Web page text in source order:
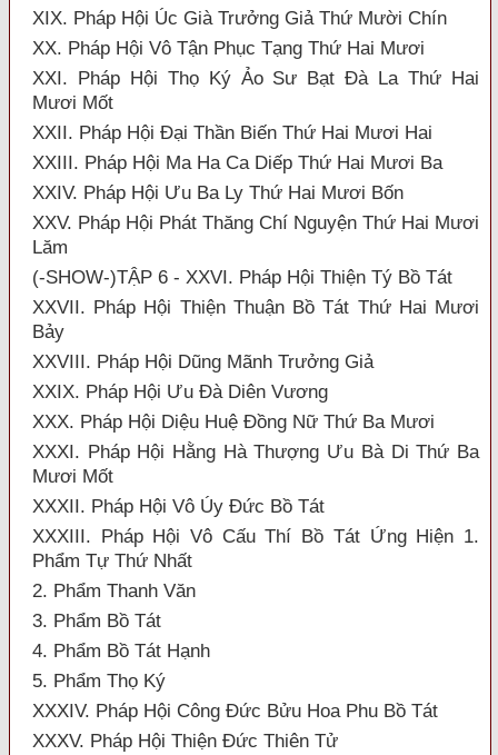
XIX. Pháp Hội Úc Già Trưởng Giả Thứ Mười Chín
XX. Pháp Hội Vô Tận Phục Tạng Thứ Hai Mươi
XXI. Pháp Hội Thọ Ký Ảo Sư Bạt Đà La Thứ Hai
Mươi Mốt
XXII. Pháp Hội Đại Thần Biến Thứ Hai Mươi Hai
XXIII. Pháp Hội Ma Ha Ca Diếp Thứ Hai Mươi Ba
XXIV. Pháp Hội Ưu Ba Ly Thứ Hai Mươi Bốn
XXV. Pháp Hội Phát Thăng Chí Nguyện Thứ Hai Mươi
Lăm
(-SHOW-)TẬP 6 - XXVI. Pháp Hội Thiện Tý Bồ Tát
XXVII. Pháp Hội Thiện Thuận Bồ Tát Thứ Hai Mươi
Bảy
XXVIII. Pháp Hội Dũng Mãnh Trưởng Giả
XXIX. Pháp Hội Ưu Đà Diên Vương
XXX. Pháp Hội Diệu Huệ Đồng Nữ Thứ Ba Mươi
XXXI. Pháp Hội Hằng Hà Thượng Ưu Bà Di Thứ Ba
Mươi Mốt
XXXII. Pháp Hội Vô Úy Đức Bồ Tát
XXXIII. Pháp Hội Vô Cấu Thí Bồ Tát Ứng Hiện 1.
Phẩm Tự Thứ Nhất
2. Phẩm Thanh Văn
3. Phẩm Bồ Tát
4. Phẩm Bồ Tát Hạnh
5. Phẩm Thọ Ký
XXXIV. Pháp Hội Công Đức Bửu Hoa Phu Bồ Tát
XXXV. Pháp Hội Thiện Đức Thiên Tử